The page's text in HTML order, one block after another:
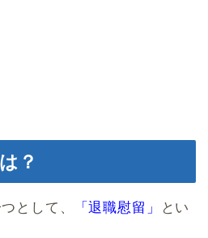
？
として、 「退職慰留」
とい